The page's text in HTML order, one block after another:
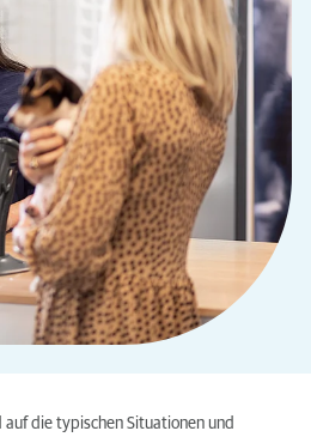
die typischen Situationen und